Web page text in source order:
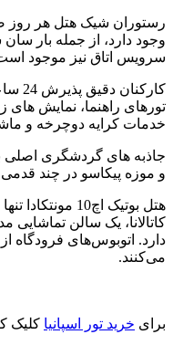
وجود دارد، از جمله بار
سرویس اتاق نیز موجود
تورهای راهنما، نمایش های
خدمات کرایه دوچرخه و
جاذبه های گردشگری اصلی
و موزه پیکاسو در چند قدمی
کاتالانا، یک سالن
می‌کنند.
برای خرید تور اسپانیا کلیک